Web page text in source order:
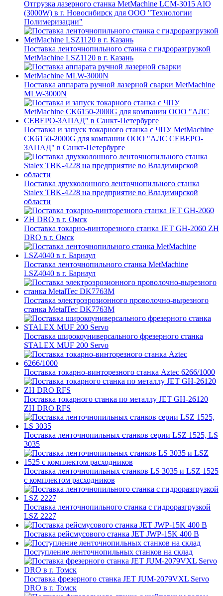
Отгрузка лазерного станка MetMachine LCM-3015 AIO
(3000W) в г. Новосибирск для ООО "Технологии
Полимеризации"
Поставка ленточнопильного станка c гидроразгрузкой
MetMachine LSZ1120 в г. Казань
Поставка аппарата ручной лазерной сварки MetMachine
MLW-3000N
Поставка и запуск токарного станка с ЧПУ MetMachine
CK6150-2000G для компании ООО "АЛС СЕВЕРО-
ЗАПАД" в Санкт-Петербурге
Поставка двухколонного ленточнопильного станка
Stalex TBK-4228 на предприятие во Владимирской
области
Поставка токарно-винторезного станка JET GH-2060 ZH
DRO в г. Омск
Поставка ленточнопильного станка MetMachine
LSZ4040 в г. Барнаул
Поставка электроэрозионного проволочно-вырезного
станка MetalTec DK7763M
Поставка широкоуниверсального фрезерного станка
STALEX MUF 200 Servo
Поставка токарно-винторезного станка Aztec 6266/1000
Поставка токарного станка по металлу JET GH-26120
ZH DRO RFS
Поставка ленточнопильных станков серии LSZ 1525, LS
3035
Поставка ленточнопильных станков LS 3035 и LSZ 1525
с комплектом расходников
Поставка ленточнопильного станка c гидроразгрузкой
LSZ 2227
Поставка рейсмусового станка JET JWP-15K 400 В
Поступление ленточнопильных станков на склад
Поставка фрезерного станка JET JUM-2079VXL Servo
DRO в г. Томск